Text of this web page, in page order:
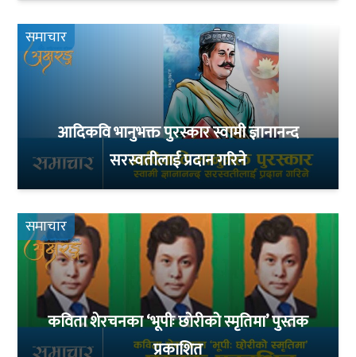
समाचार
आदिकवि भानुभक्त पुरस्कार स्वामी ज्ञानानन्द
सरस्वतीलाई प्रदान गरिने
समाचार
कविता शेरचनका ‘भूपीः छोरीको स्मृतिमा’ पुस्तक
प्रकाशित